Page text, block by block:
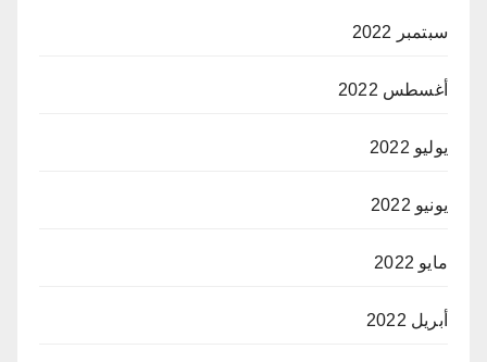
سبتمبر 2022
أغسطس 2022
يوليو 2022
يونيو 2022
مايو 2022
أبريل 2022